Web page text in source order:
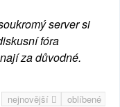
server si
fóra
za důvodné.
nejnovější oblíbené